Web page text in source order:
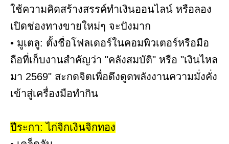
ใช้ความคิดสร้างสรรค์ทำเงินออนไลน์ หรือลอง
เปิดช่องทางขายใหม่ๆ จะปังมาก
• มูเตลู: ตั้งชื่อโฟลเดอร์ในคอมพิวเตอร์หรือมือ
ถือที่เก็บงานสำคัญว่า "คลังสมบัติ" หรือ "เงินไหล
มา 2569" สะกดจิตเพื่อดึงดูดพลังงานความมั่งคั่ง
เข้าสู่เครื่องมือทำกิน
ปีระกา: ไก่จิกเงินจิกทอง